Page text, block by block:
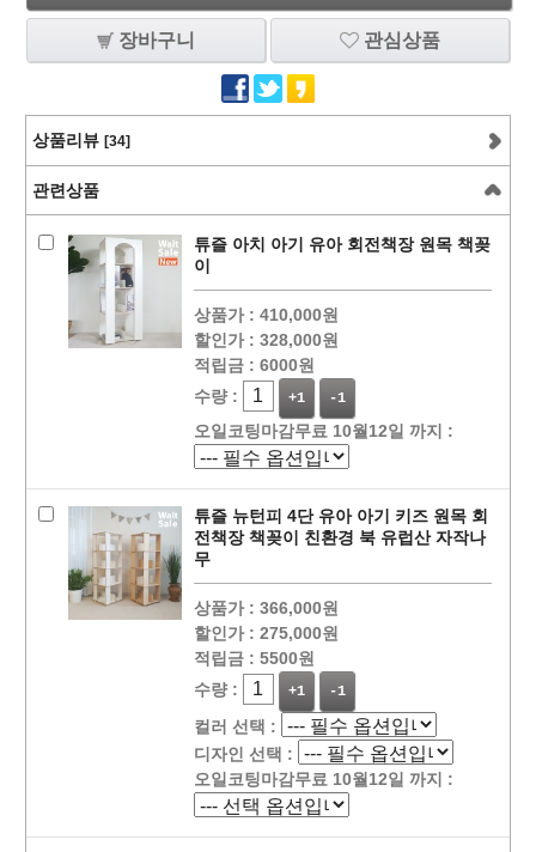
장바구니 관심상품
상품리뷰 [34]
관련상품
튜즐 아치 아기 유아 회전책장 원목 책꽂
이
상품가 : 410,000원
할인가 : 328,000원
적립금 : 6000원
수량 :
+1 -1
오일코팅마감무료 10월12일 까지 :
튜즐 뉴턴피 4단 유아 아기 키즈 원목 회
전책장 책꽂이 친환경 북 유럽산 자작나
무
상품가 : 366,000원
할인가 : 275,000원
적립금 : 5500원
수량 :
+1 -1
컬러 선택 :
디자인 선택 :
오일코팅마감무료 10월12일 까지 :